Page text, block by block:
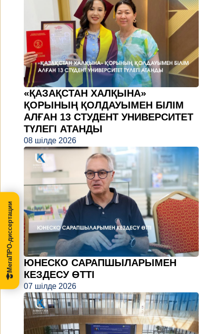
«ҚАЗАҚСТАН ХАЛҚЫНА»
ҚОРЫНЫҢ ҚОЛДАУЫМЕН БІЛІМ
АЛҒАН 13 СТУДЕНТ УНИВЕРСИТЕТ
ТҮЛЕГІ АТАНДЫ
08 шілде 2026
ЮНЕСКО САРАПШЫЛАРЫМЕН
КЕЗДЕСУ ӨТТІ
07 шілде 2026
МегаПРО-диссертации